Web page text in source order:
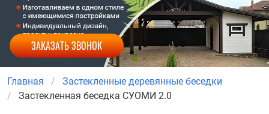
ЗАКАЗАТЬ ЗВОНОК
Главная
Застекленные деревянные беседки
Застекленная беседка СУОМИ 2.0